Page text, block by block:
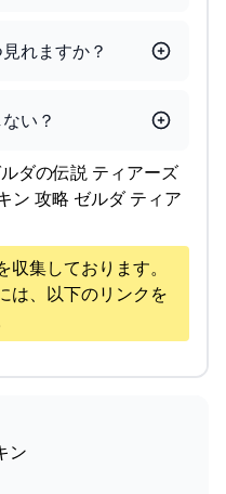
れますか？
い？
ダの伝説 ティアーズ
ン 攻略 ゼルダ ティア
集しております。
は、以下のリンクを
ン